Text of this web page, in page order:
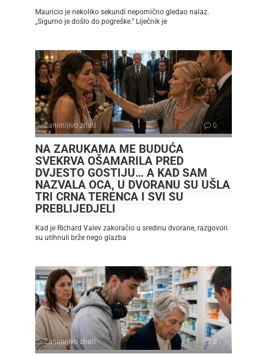
Mauricio je nekoliko sekundi nepomično gledao nalaz.
„Sigurno je došlo do pogreške.” Liječnik je
Zanimljivo znati 0
NA ZARUKAMA ME BUDUĆA
SVEKRVA OŠAMARILA PRED
DVJESTO GOSTIJU… A KAD SAM
NAZVALA OCA, U DVORANU SU UŠLA
TRI CRNA TERENCA I SVI SU
PREBLIJEDJELI
Kad je Richard Valev zakoračio u sredinu dvorane, razgovori
su utihnuli brže nego glazba
Zanimljivo znati 0